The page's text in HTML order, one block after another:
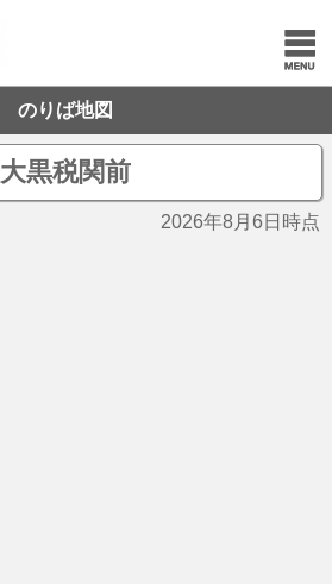
のりば地図
大黒税関前
2026年8月6日時点